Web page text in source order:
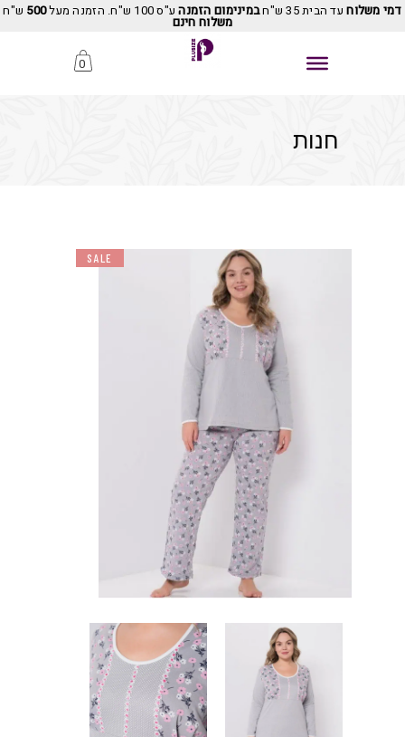
דמי משלוחעד הבית 35 ש"ח במינימום הזמנהע"ס 100 ש"ח. הזמנה מעל 500 ש"ח
משלוח חינם
0
חנות
SALE